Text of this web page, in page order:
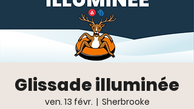
Glissade illuminée
ven. 13 févr.
  |
Sherbrooke